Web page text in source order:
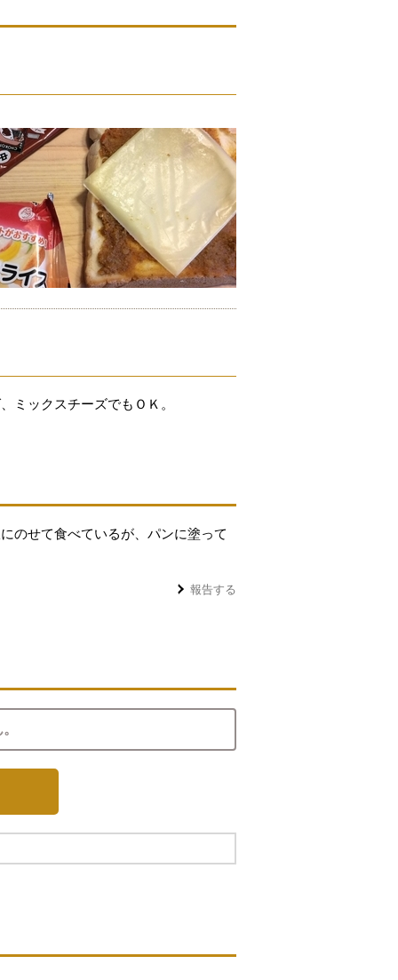
ミックスチーズでもＯＫ。
のせて食べているが、パンに塗って
報告する